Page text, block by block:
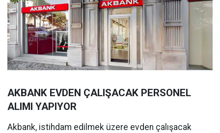
AKBANK EVDEN ÇALIŞACAK PERSONEL
ALIMI YAPIYOR
Akbank, istihdam edilmek üzere evden çalışacak